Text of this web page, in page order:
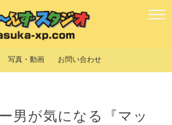
写真・動画 お問い合わせ
男が気になる『マッ